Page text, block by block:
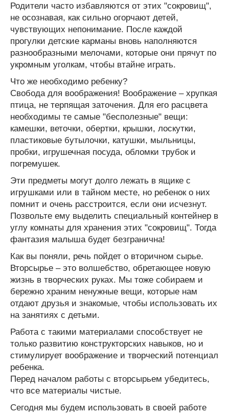
Родители часто избавляются от этих "сокровищ",
не осознавая, как сильно огорчают детей,
чувствующих непонимание. После каждой
прогулки детские карманы вновь наполняются
разнообразными мелочами, которые они прячут по
укромным уголкам, чтобы втайне играть.
Что же необходимо ребенку?
Свобода для воображения! Воображение – хрупкая
птица, не терпящая заточения. Для его расцвета
необходимы те самые "бесполезные" вещи:
камешки, веточки, обертки, крышки, лоскутки,
пластиковые бутылочки, катушки, мыльницы,
пробки, игрушечная посуда, обломки трубок и
погремушек.
Эти предметы могут долго лежать в ящике с
игрушками или в тайном месте, но ребенок о них
помнит и очень расстроится, если они исчезнут.
Позвольте ему выделить специальный контейнер в
углу комнаты для хранения этих "сокровищ". Тогда
фантазия малыша будет безгранична!
Как вы поняли, речь пойдет о вторичном сырье.
Вторсырье – это волшебство, обретающее новую
жизнь в творческих руках. Мы тоже собираем и
бережно храним ненужные вещи, которые нам
отдают друзья и знакомые, чтобы использовать их
на занятиях с детьми.
Работа с такими материалами способствует не
только развитию конструкторских навыков, но и
стимулирует воображение и творческий потенциал
ребенка.
Перед началом работы с вторсырьем убедитесь,
что все материалы чистые.
Сегодня мы будем использовать в своей работе